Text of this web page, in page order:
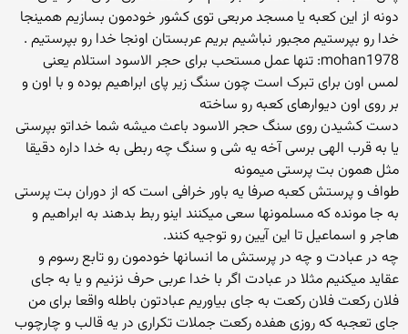
دونه از این کعبه یا مسجد مربعی توی کشور خودمون بسازیم همینجا
خدا رو بپرستیم مجبور نباشیم بریم عربستان اونجا خدا رو بپرستیم .
mohan1978: تنها عمل مستحب برای حجر الاسود استلام یعنی
لمس اون برای تبرک است چون سنگ زیر پای ابراهیم بوده و با اون و
بر روی اون دیوارهای کعبه رو ساخته
دست کشیدن روی سنگ حجر الاسود باعث میشه شما خداتو بپرستی
یا به قرب الهی برسی آخه یه شی و سنگ چه ربطی به خدا داره دقیقا
مثل همون بت پرستی میمونه
طواف و پرستش کعبه صرفا یه باور خرافی است که از دوران بت پرستی
به جا مونده که مسلمونها سعی میکنند اینو ربط بدهند به ابراهیم و
هاجر و اسماعیل تا این آیین رو توجیه کنند.
چه در عبادت و چه در پرستش ما انسانها خودمون رو تابع رسوم و
عقاید میکنیم مثلا در عبادت اگر با خدا عربی حرف نزنیم و یا به جای
فلان رکعت فلان رکعت به جای بیاوریم عبادتون باطله واقعا برای من
جای تعجبه که روزی هفده رکعت جملات تکراری در یه قالب و چارچوب